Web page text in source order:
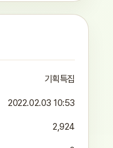
기획특집
2022.02.03 10:53
2,924